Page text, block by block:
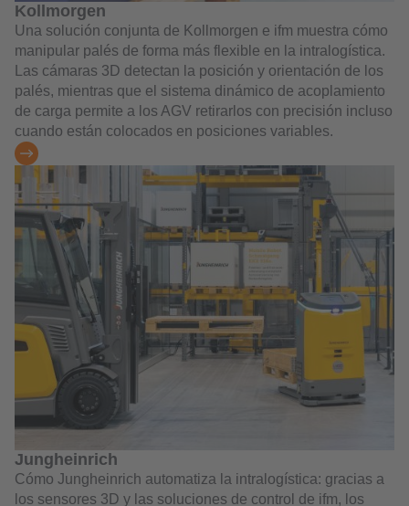
Kollmorgen
Una solución conjunta de Kollmorgen e ifm muestra cómo
manipular palés de forma más flexible en la intralogística.
Las cámaras 3D detectan la posición y orientación de los
palés, mientras que el sistema dinámico de acoplamiento
de carga permite a los AGV retirarlos con precisión incluso
cuando están colocados en posiciones variables.
Jungheinrich
Cómo Jungheinrich automatiza la intralogística: gracias a
los sensores 3D y las soluciones de control de ifm, los